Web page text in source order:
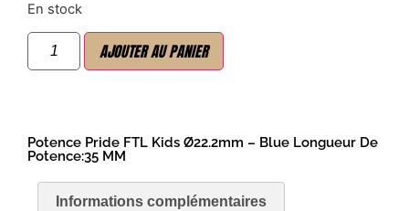
En stock
AJOUTER AU PANIER
Potence Pride FTL Kids Ø22.2mm – Blue Longueur De
Potence:35 MM
Informations complémentaires